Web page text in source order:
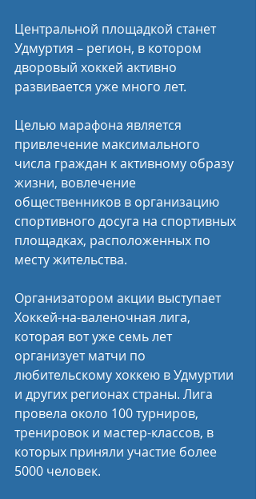
Центральной площадкой станет
Удмуртия – регион, в котором
дворовый хоккей активно
развивается уже много лет.
Целью марафона является
привлечение максимального
числа граждан к активному образу
жизни, вовлечение
общественников в организацию
спортивного досуга на спортивных
площадках, расположенных по
месту жительства.
Организатором акции выступает
Хоккей-на-валеночная лига,
которая вот уже семь лет
организует матчи по
любительскому хоккею в Удмуртии
и других регионах страны. Лига
провела около 100 турниров,
тренировок и мастер-классов, в
которых приняли участие более
5000 человек.